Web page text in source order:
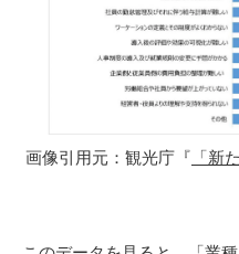
画像引用元：観光庁『 「新